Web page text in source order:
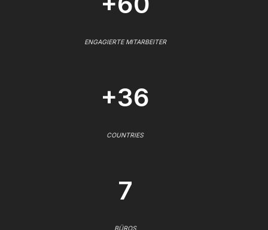
ENGAGIERTE MITARBEITER
+36
COUNTRIES
7